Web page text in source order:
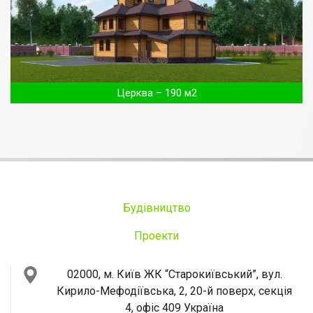
Церква – 190 м2
Будівництво
Проекти
02000, м. Київ ЖК “Старокиївський”, вул.
Кирило-Мефодіївська, 2, 20-й поверх, секція
4, офіс 409 Україна